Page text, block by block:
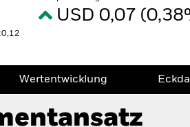
USD 0,07
Wertentwicklung